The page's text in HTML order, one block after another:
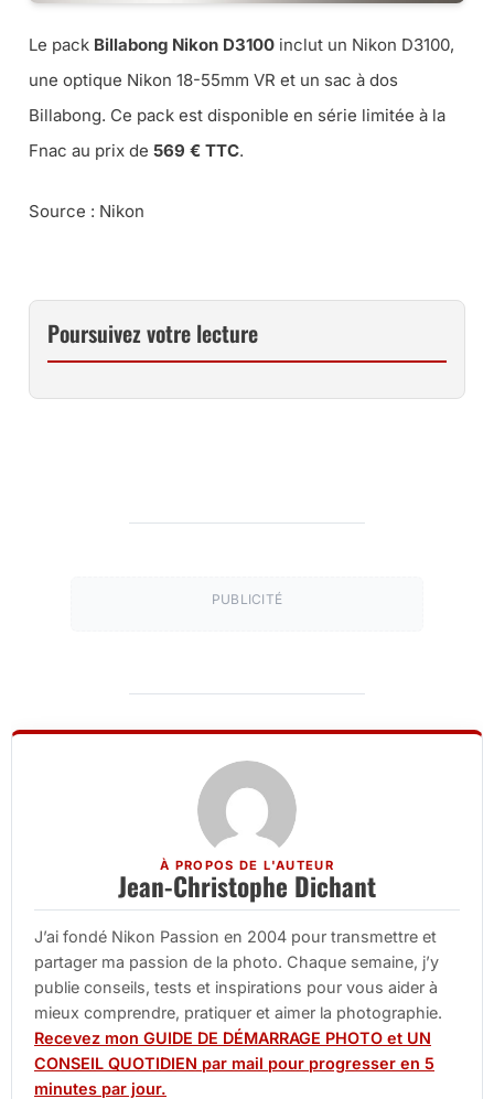
Le pack Billabong Nikon D3100 inclut un Nikon D3100,
une optique Nikon 18-55mm VR et un sac à dos
Billabong. Ce pack est disponible en série limitée à la
Fnac au prix de 569 € TTC.
Source : Nikon
Poursuivez votre lecture
PUBLICITÉ
À PROPOS DE L'AUTEUR
Jean-Christophe Dichant
J’ai fondé Nikon Passion en 2004 pour transmettre et
partager ma passion de la photo. Chaque semaine, j’y
publie conseils, tests et inspirations pour vous aider à
mieux comprendre, pratiquer et aimer la photographie.
Recevez mon GUIDE DE DÉMARRAGE PHOTO et UN
CONSEIL QUOTIDIEN par mail pour progresser en 5
minutes par jour.